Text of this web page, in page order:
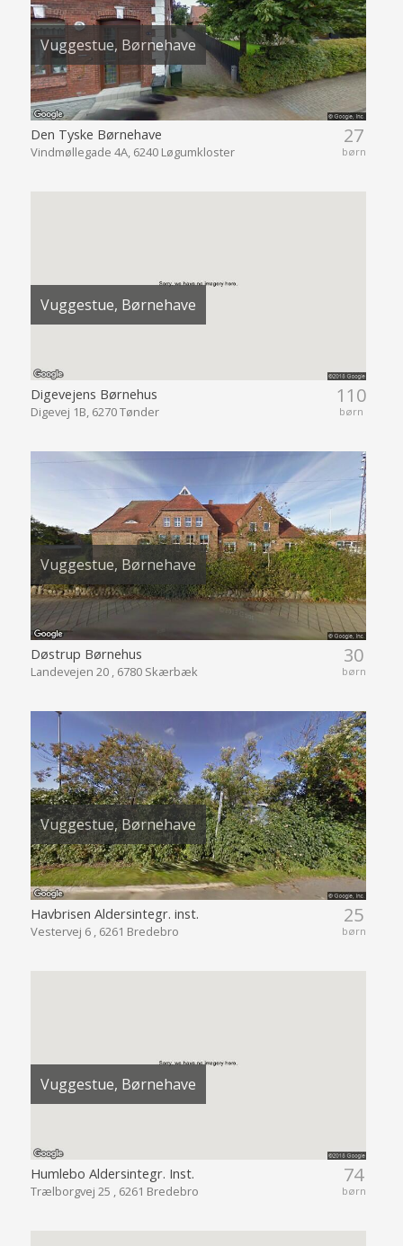
Vuggestue, Børnehave
27
børn
Den Tyske Børnehave
Vindmøllegade 4A, 6240 Løgumkloster
Vuggestue, Børnehave
110
børn
Digevejens Børnehus
Digevej 1B, 6270 Tønder
Vuggestue, Børnehave
30
børn
Døstrup Børnehus
Landevejen 20 , 6780 Skærbæk
Vuggestue, Børnehave
25
børn
Havbrisen Aldersintegr. inst.
Vestervej 6 , 6261 Bredebro
Vuggestue, Børnehave
74
børn
Humlebo Aldersintegr. Inst.
Trælborgvej 25 , 6261 Bredebro